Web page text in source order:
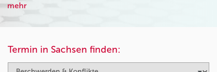
mehr
Termin in Sachsen finden: